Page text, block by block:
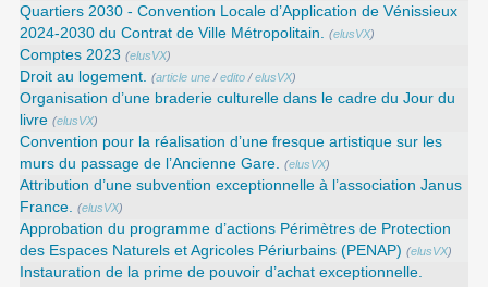
Quartiers 2030 - Convention Locale d’Application de Vénissieux
2024-2030 du Contrat de Ville Métropolitain. (elusVX)
Comptes 2023 (elusVX)
Droit au logement. (article une /edito /elusVX)
Organisation d’une braderie culturelle dans le cadre du Jour du
livre (elusVX)
Convention pour la réalisation d’une fresque artistique sur les
murs du passage de l’Ancienne Gare. (elusVX)
Attribution d’une subvention exceptionnelle à l’association Janus
France. (elusVX)
Approbation du programme d’actions Périmètres de Protection
des Espaces Naturels et Agricoles Périurbains (PENAP) (elusVX)
Instauration de la prime de pouvoir d’achat exceptionnelle.